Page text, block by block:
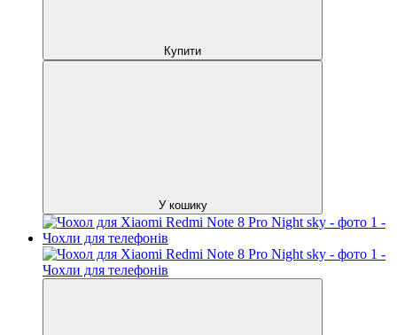
Купити
У кошику